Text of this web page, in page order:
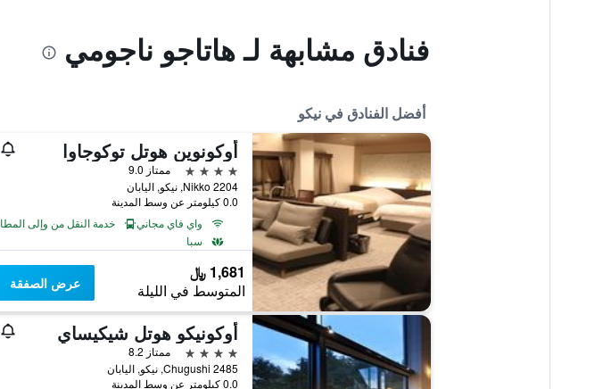
فنادق مشابهة لـ هاتاجو ناجومي
أفضل الفنادق في نيكو
أوكونوين هوتل توكوجاوا
4 نجوم
ممتاز 9.0
2204 Nikko, نيكو, اليابان
0.0 كيلومتر عن وسط المدينة
واي فاي مجاني
خدمة النقل من وإلى المطار
سبا
1,681 ﷼
المتوسط في الليلة عرض الصفقة
أوكونيكو هوتل شيكيساي
4 نجوم
ممتاز 8.2
2485 Chugushi, نيكو, اليابان
0.0 كيلومتر عن وسط المدينة